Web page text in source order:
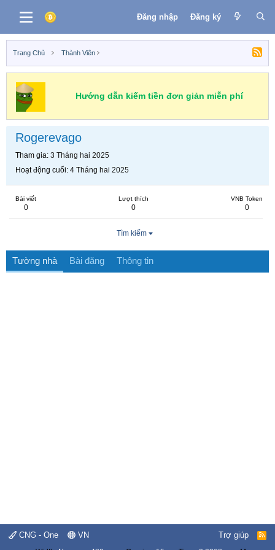
Đăng nhập Đăng ký
Trang Chủ Thành Viên
Hướng dẫn kiếm tiền đơn giản miễn phí
Rogerevago
Tham gia 3 Tháng hai 2025
Hoạt động cuối 4 Tháng hai 2025
Bài viết
0
Lượt thích
0
VNB Token
0
Tìm kiếm
Tường nhà Bài đăng Thông tin
CNG - One VN Trợ giúp
R